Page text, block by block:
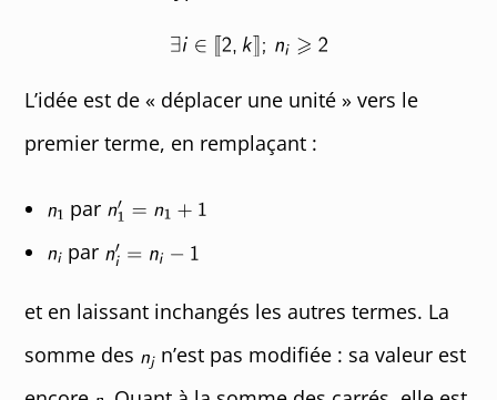
L’idée est de « déplacer une unité » vers le
premier terme, en remplaçant :
par
par
et en laissant inchangés les autres termes. La
somme des
n’est pas modifiée : sa valeur est